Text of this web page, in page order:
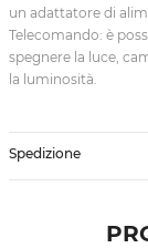
un adattatore di
Telecomando: è
spegnere la luce,
la luminosità.
Spedizione